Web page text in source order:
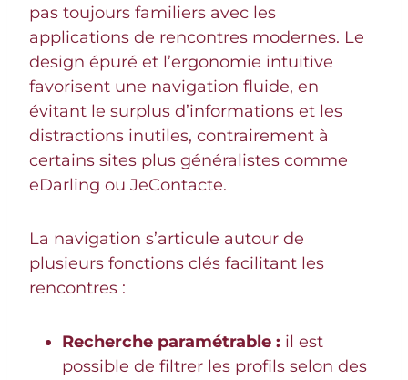
pas toujours familiers avec les
applications de rencontres modernes. Le
design épuré et l’ergonomie intuitive
favorisent une navigation fluide, en
évitant le surplus d’informations et les
distractions inutiles, contrairement à
certains sites plus généralistes comme
eDarling ou JeContacte.
La navigation s’articule autour de
plusieurs fonctions clés facilitant les
rencontres :
Recherche paramétrable : il est
possible de filtrer les profils selon des